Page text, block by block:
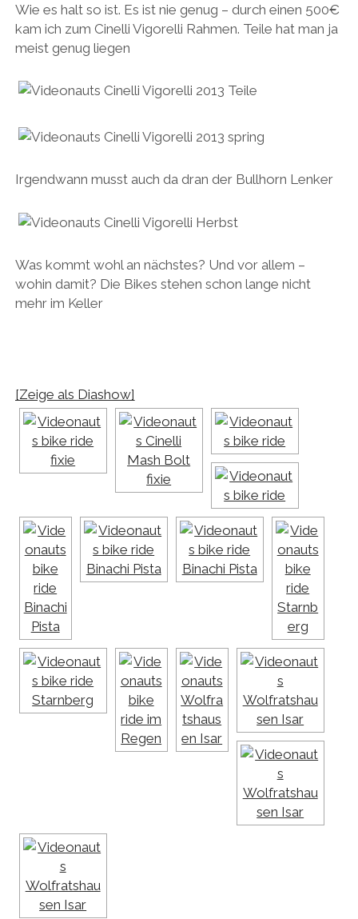
Wie es halt so ist. Es ist nie genug – durch einen 500€
kam ich zum Cinelli Vigorelli Rahmen. Teile hat man ja
meist genug liegen
Irgendwann musst auch da dran der Bullhorn Lenker
Was kommt wohl an nächstes? Und vor allem –
wohin damit? Die Bikes stehen schon lange nicht
mehr im Keller
[Zeige als Diashow]